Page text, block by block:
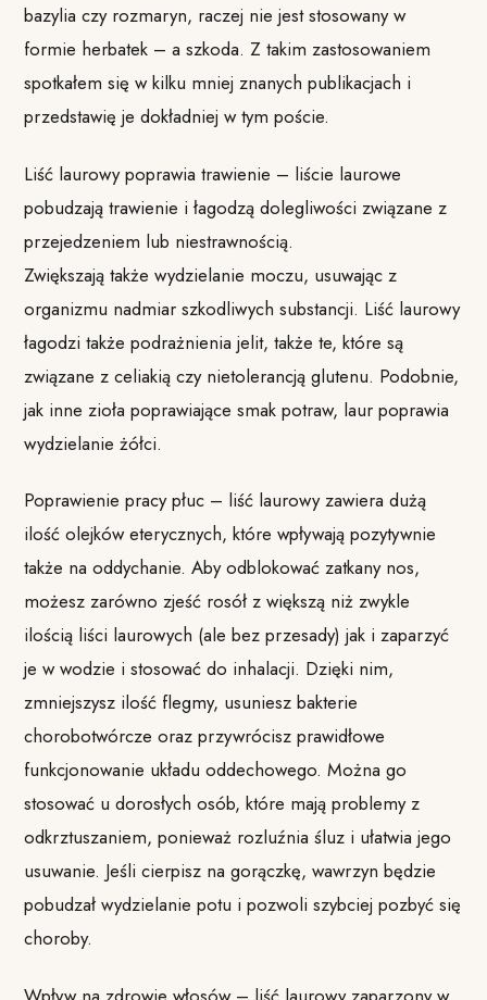
bazylia czy rozmaryn, raczej nie jest stosowany w
formie herbatek – a szkoda. Z takim zastosowaniem
spotkałem się w kilku mniej znanych publikacjach i
przedstawię je dokładniej w tym poście.
Liść laurowy poprawia trawienie – liście laurowe
pobudzają trawienie i łagodzą dolegliwości związane z
przejedzeniem lub niestrawnością.
Zwiększają także wydzielanie moczu, usuwając z
organizmu nadmiar szkodliwych substancji. Liść laurowy
łagodzi także podrażnienia jelit, także te, które są
związane z celiakią czy nietolerancją glutenu. Podobnie,
jak inne zioła poprawiające smak potraw, laur poprawia
wydzielanie żółci.
Poprawienie pracy płuc – liść laurowy zawiera dużą
ilość olejków eterycznych, które wpływają pozytywnie
także na oddychanie. Aby odblokować zatkany nos,
możesz zarówno zjeść rosół z większą niż zwykle
ilością liści laurowych (ale bez przesady) jak i zaparzyć
je w wodzie i stosować do inhalacji. Dzięki nim,
zmniejszysz ilość flegmy, usuniesz bakterie
chorobotwórcze oraz przywrócisz prawidłowe
funkcjonowanie układu oddechowego. Można go
stosować u dorosłych osób, które mają problemy z
odkrztuszaniem, ponieważ rozluźnia śluz i ułatwia jego
usuwanie. Jeśli cierpisz na gorączkę, wawrzyn będzie
pobudzał wydzielanie potu i pozwoli szybciej pozbyć się
choroby.